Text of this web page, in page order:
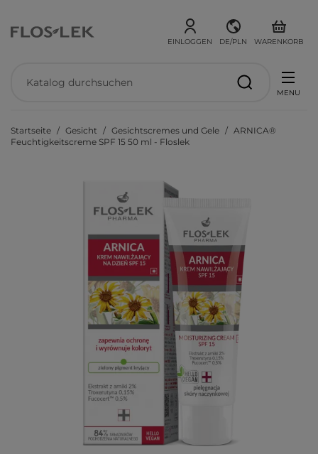
EINLOGGEN DE/PLN WARENKORB
MENU
Startseite Gesicht Gesichtscremes und Gele
ARNICA®
Feuchtigkeitscreme SPF 15 50 ml - Floslek